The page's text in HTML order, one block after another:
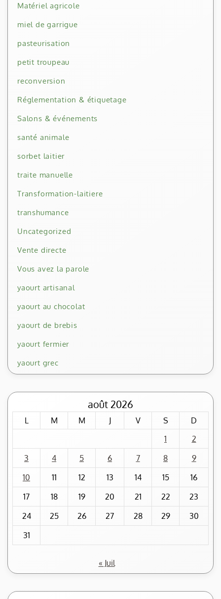
Matériel agricole
miel de garrigue
pasteurisation
petit troupeau
reconversion
Réglementation & étiquetage
Salons & événements
santé animale
sorbet laitier
traite manuelle
Transformation-laitiere
transhumance
Uncategorized
Vente directe
Vous avez la parole
yaourt artisanal
yaourt au chocolat
yaourt de brebis
yaourt fermier
yaourt grec
août 2026
L M M J V S
D
1
2
3
4 5 6 7 8
9
10
11 12 13 14 15
16
17
18 19 20 21 22
23
24
25 26 27 28 29
30
31
« Juil